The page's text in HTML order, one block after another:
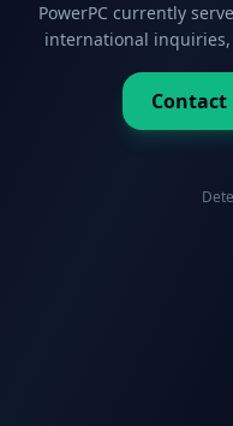
PowerPC currently
international inquiries,
Contact